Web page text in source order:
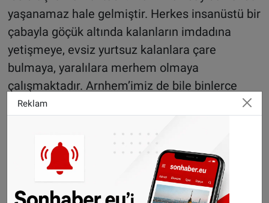
yaşanamaz hale gelmiştir. Herkes insanüstü bir
çabayla göçük altında kalanların imdadına
yetişmeye, evsiz yurtsuz kalanlara çare
bulmaya, yaralılara merhem olmaya
çalışmaktadır. Arnhem’imiz de bile binlerce
insanımız dün seferber oldular ve birkaç saat
ulaştırmak üzere binlerce koli yardım topladılar.
Bu milletimizin, insanımızın ne kadar sağlam
ve güçlü ruh köklerine sahip olduğunu
göstermektedir. Bu vesileyle hayatını
Reklam